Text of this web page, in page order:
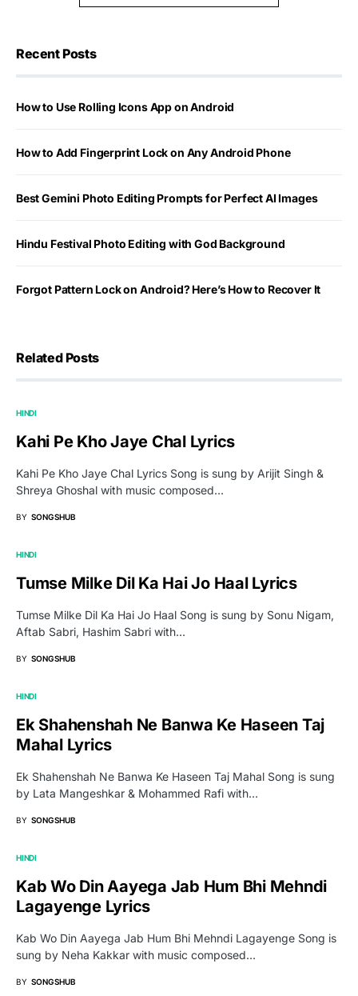
Recent Posts
How to Use Rolling Icons App on Android
How to Add Fingerprint Lock on Any Android Phone
Best Gemini Photo Editing Prompts for Perfect AI Images
Hindu Festival Photo Editing with God Background
Forgot Pattern Lock on Android? Here’s How to Recover It
Related Posts
HINDI
Kahi Pe Kho Jaye Chal Lyrics
Kahi Pe Kho Jaye Chal Lyrics Song is sung by Arijit Singh &
Shreya Ghoshal with music composed…
BY SONGSHUB
HINDI
Tumse Milke Dil Ka Hai Jo Haal Lyrics
Tumse Milke Dil Ka Hai Jo Haal Song is sung by Sonu Nigam,
Aftab Sabri, Hashim Sabri with…
BY SONGSHUB
HINDI
Ek Shahenshah Ne Banwa Ke Haseen Taj
Mahal Lyrics
Ek Shahenshah Ne Banwa Ke Haseen Taj Mahal Song is sung
by Lata Mangeshkar & Mohammed Rafi with…
BY SONGSHUB
HINDI
Kab Wo Din Aayega Jab Hum Bhi Mehndi
Lagayenge Lyrics
Kab Wo Din Aayega Jab Hum Bhi Mehndi Lagayenge Song is
sung by Neha Kakkar with music composed…
BY SONGSHUB